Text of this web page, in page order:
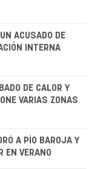
ACUSADO DE
INTERNA
DE CALOR Y
VARIAS ZONAS
A PÍO BAROJA Y
EN VERANO